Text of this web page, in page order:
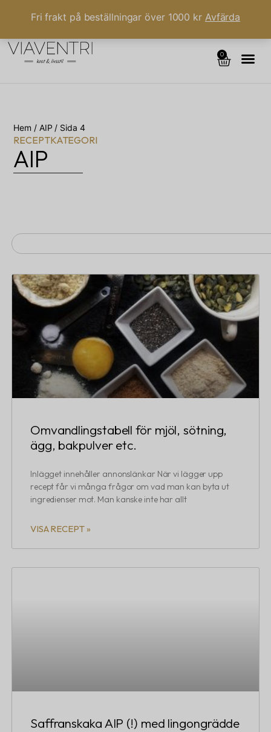
Fri frakt på beställningar över 1000 kr Avfärda
0
Hem / AIP / Sida 4
RECEPTKATEGORI
AIP
Omvandlingstabell för mjöl, sötning,
ägg, bakpulver etc.
Inlägget innehåller annonslänkar När vi lägger upp
recept får vi många frågor om vad man kan byta ut
ingredienser mot. Man kanske inte har allt
VISA RECEPT »
Saffranskaka AIP (!) med lingongrädde